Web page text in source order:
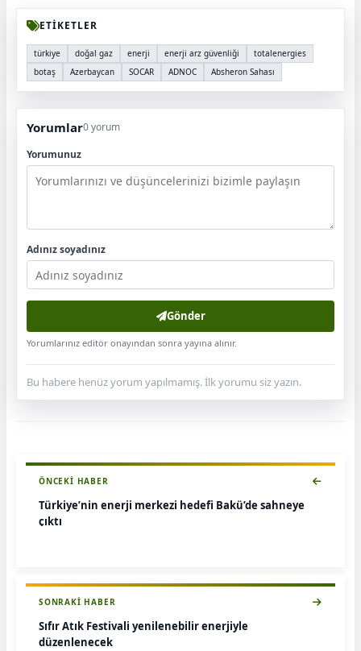
ETİKETLER
türkiye doğal gaz enerji enerji arz güvenliği
totalenergies
botaş
Azerbaycan SOCAR ADNOC Absheron Sahası
Yorumlar0 yorum
Yorumunuz
Adınız soyadınız
Gönder
Yorumlarınız editör onayından sonra yayına alınır.
Bu habere henüz yorum yapılmamış. İlk yorumu siz yazın.
ÖNCEKI HABER
Türkiye’nin enerji merkezi hedefi Bakü’de sahneye
çıktı
SONRAKI HABER
Sıfır Atık Festivali yenilenebilir enerjiyle
düzenlenecek